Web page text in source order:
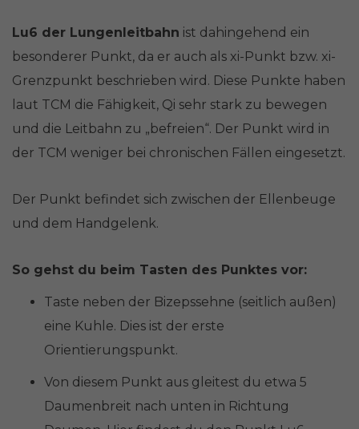
Lu6 der Lungenleitbahn ist dahingehend ein
besonderer Punkt, da er auch als xi-Punkt bzw. xi-
Grenzpunkt beschrieben wird. Diese Punkte haben
laut TCM die Fähigkeit, Qi sehr stark zu bewegen
und die Leitbahn zu „befreien“. Der Punkt wird in
der TCM weniger bei chronischen Fällen eingesetzt.
Der Punkt befindet sich zwischen der Ellenbeuge
und dem Handgelenk.
So gehst du beim Tasten des Punktes vor:
Taste neben der Bizepssehne (seitlich außen)
eine Kuhle. Dies ist der erste
Orientierungspunkt.
Von diesem Punkt aus gleitest du etwa 5
Daumenbreit nach unten in Richtung